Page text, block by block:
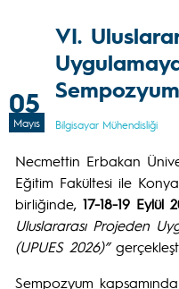
05
Mayıs
VI.
Bilgisayar Mühendisliği
Necmettin Erbakan
Eğitim Fakültesi ile
birliğinde, 17-18-19 Eylül
Uluslararası Projeden
(UPUES 2026)”
Sempozyum